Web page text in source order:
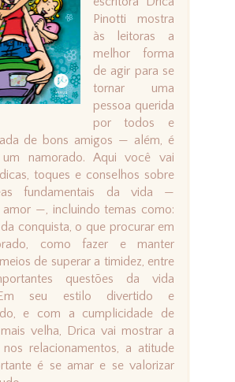
Pinotti mostra
às leitoras a
melhor forma
de agir para se
tornar uma
pessoa querida
por todos e
de bons amigos — além, é
namorado. Aqui você vai
toques e conselhos sobre
fundamentais da vida —
amor —, incluindo temas como:
conquista, o que procurar em
como fazer e manter
de superar a timidez, entre
questões da vida
seu estilo divertido e
e com a cumplicidade de
velha, Drica vai mostrar a
relacionamentos, a atitude
é se amar e se valorizar